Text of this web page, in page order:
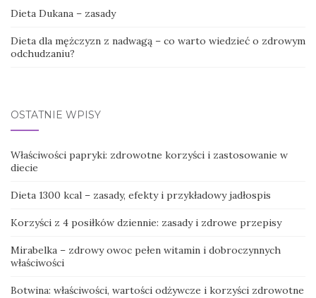
Dieta Dukana – zasady
Dieta dla mężczyzn z nadwagą – co warto wiedzieć o zdrowym
odchudzaniu?
OSTATNIE WPISY
Właściwości papryki: zdrowotne korzyści i zastosowanie w
diecie
Dieta 1300 kcal – zasady, efekty i przykładowy jadłospis
Korzyści z 4 posiłków dziennie: zasady i zdrowe przepisy
Mirabelka – zdrowy owoc pełen witamin i dobroczynnych
właściwości
Botwina: właściwości, wartości odżywcze i korzyści zdrowotne